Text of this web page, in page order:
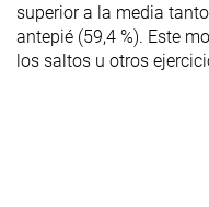
superior a la media
antepié (59,4 %). Este
los saltos u otros